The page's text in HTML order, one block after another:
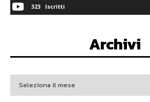
323 Iscritti
Archivi